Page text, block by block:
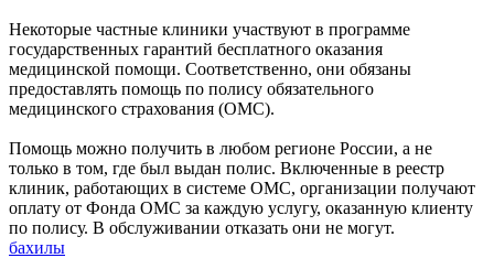
Некоторые частные клиники участвуют в программе
государственных гарантий бесплатного оказания
медицинской помощи. Соответственно, они обязаны
предоставлять помощь по полису обязательного
медицинского страхования (ОМС).
Помощь можно получить в любом регионе России, а не
только в том, где был выдан полис. Включенные в реестр
клиник, работающих в системе ОМС, организации получают
оплату от Фонда ОМС за каждую услугу, оказанную клиенту
по полису. В обслуживании отказать они не могут.
бахилы